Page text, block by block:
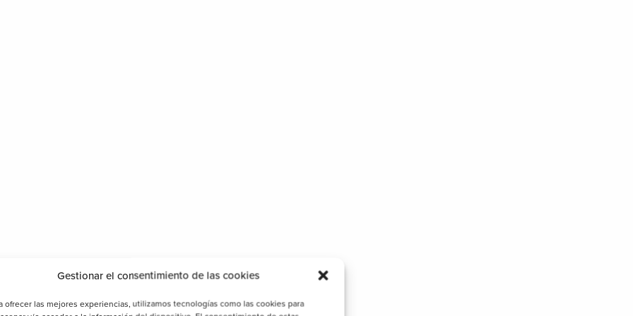
Gestionar el consentimiento de las cookies
ofrecer las mejores experiencias, utilizamos tecnologías como las cookies para